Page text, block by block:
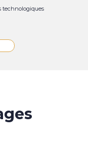
technologiques